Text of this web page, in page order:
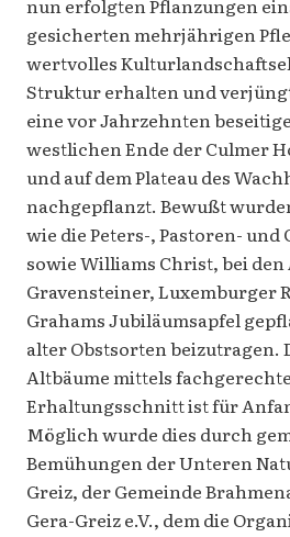
nun erfolgten Pflanzungen
gesicherten mehrjährigen
wertvolles
Struktur erhalten und
eine vor Jahrzehnten
westlichen Ende der Culmer
und auf dem Plateau des
nachgepflanzt. Bewußt
wie die Peters-, Pastoren- und
sowie Williams Christ, bei
Gravensteiner, Luxemburger
Grahams Jubiläumsapfel
alter Obstsorten beizutragen.
Altbäume mittels
Erhaltungsschnitt ist für
Möglich wurde dies durch
Bemühungen der Unteren
Greiz, der Gemeinde
Gera-Greiz e.V., dem die